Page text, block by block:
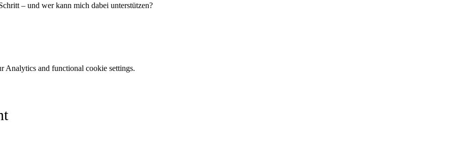
– und wer kann mich dabei unterstützen?
Analytics and functional cookie settings.